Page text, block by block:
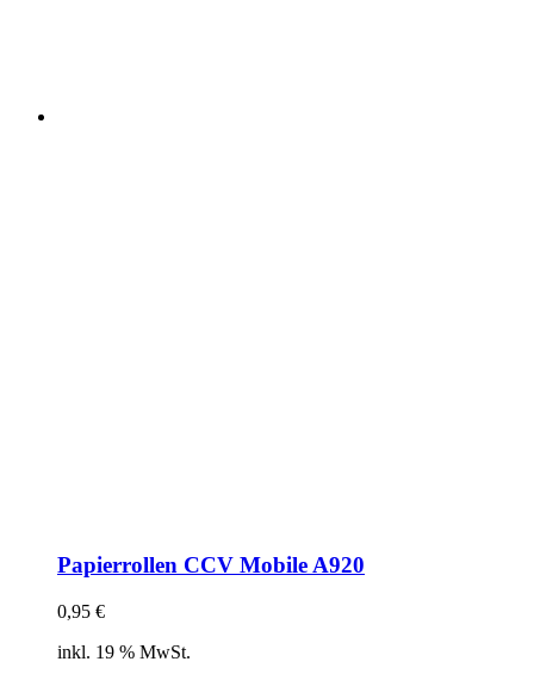
Papierrollen CCV Mobile A920
0,95 €
inkl. 19 % MwSt.